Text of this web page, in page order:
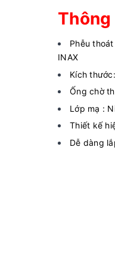
Thông
Phễu
INAX
Kích
Ống chờ
Lớp mạ :
Thiết kế
Dễ dàng